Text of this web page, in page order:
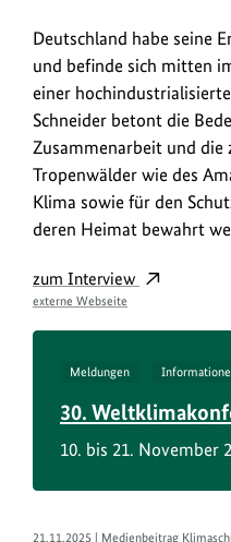
Situation
und
die
Herausforderungen
der
UN
Klimakonferenz
Belém
gesprochen.
Deutschland habe seine
und befinde sich mitten
einer
Schneider betont die
Zusammenarbeit und die
Tropenwälder wie des
Klima sowie für den
deren Heimat bewahrt
zum Interview
externe Webseite
Meldungen
30.
10. bis 21. November
21.11.2025 | Medienbeitrag